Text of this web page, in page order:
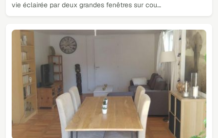
vie éclairée par deux grandes fenêtres sur cou…